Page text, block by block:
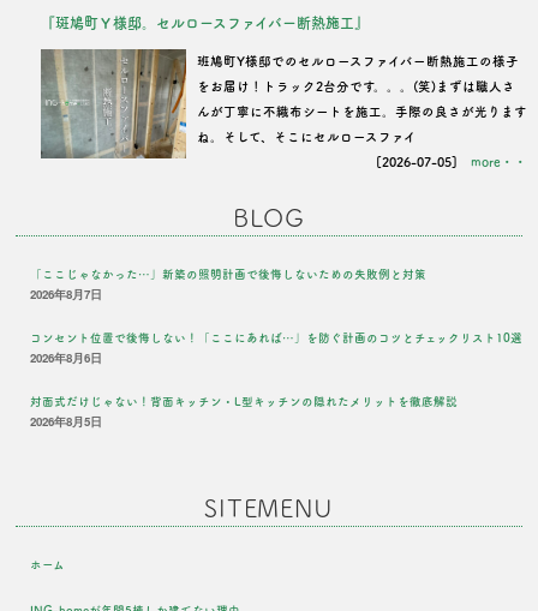
『斑鳩町Ｙ様邸。セルロースファイバー断熱施工』
班鳩町Y様邸でのセルロースファイバー断熱施工の様子
をお届け！トラック2台分です。。。(笑)まずは職人さ
んが丁寧に不織布シートを施工。手際の良さが光ります
ね。そして、そこにセルロースファイ
[2026-07-05] more・・
BLOG
「ここじゃなかった…」新築の照明計画で後悔しないための失敗例と対策
2026年8月7日
コンセント位置で後悔しない！「ここにあれば…」を防ぐ計画のコツとチェックリスト10選
2026年8月6日
対面式だけじゃない！背面キッチン・L型キッチンの隠れたメリットを徹底解説
2026年8月5日
SITEMENU
ホーム